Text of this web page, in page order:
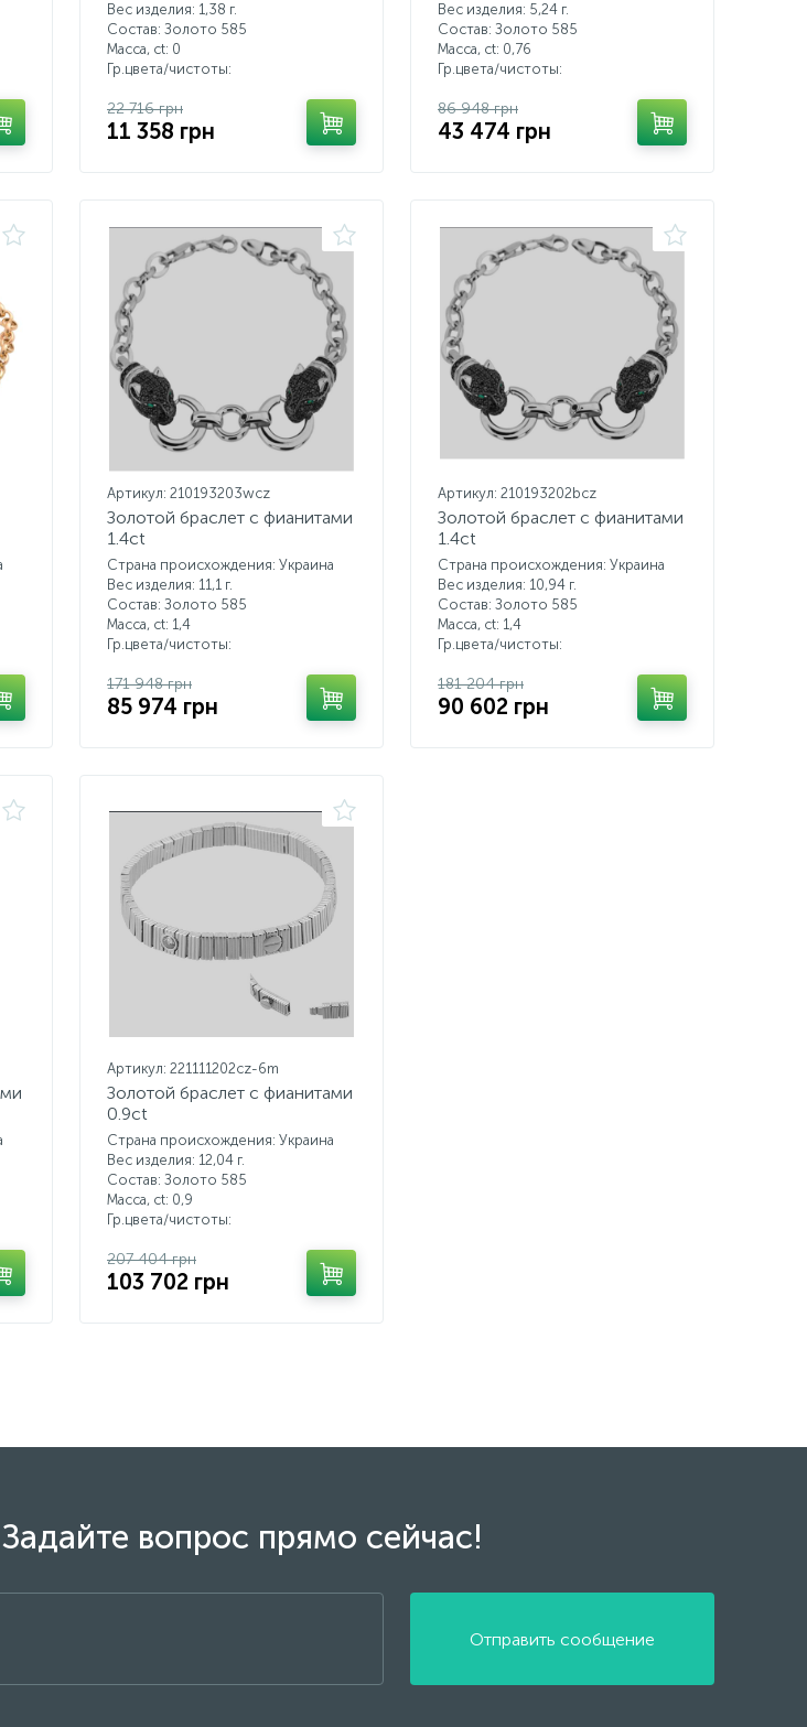
Вес изделия: 1,38 г.
Состав: Золото 585
Масса, ct: 0
Гр.цвета/чистоты:
22 716 грн
11 358 грн
Вес изделия: 5,24 г.
Состав: Золото 585
Масса, ct: 0,76
Гр.цвета/чистоты:
86 948 грн
43 474 грн
Артикул: 210193203wcz
Золотой браслет с фианитами
1.4ct
Страна происхождения: Украина
Вес изделия: 11,1 г.
Состав: Золото 585
Масса, ct: 1,4
Гр.цвета/чистоты:
171 948 грн
85 974 грн
Артикул: 210193202bcz
Золотой браслет с фианитами
1.4ct
Страна происхождения: Украина
Вес изделия: 10,94 г.
Состав: Золото 585
Масса, ct: 1,4
Гр.цвета/чистоты:
181 204 грн
90 602 грн
Артикул: 221111202cz-6m
Золотой браслет с фианитами
0.9ct
Страна происхождения: Украина
Вес изделия: 12,04 г.
Состав: Золото 585
Масса, ct: 0,9
Гр.цвета/чистоты:
207 404 грн
103 702 грн
вопрос прямо сейчас!
Отправить сообщение